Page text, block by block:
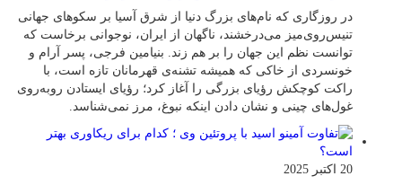
در روزگاری که نام‌های بزرگ دنیا از شرق آسیا بر سکوهای جهانی
تنیس‌روی‌میز می‌درخشند، ناگهان از ایران، نوجوانی برخاست که
توانست نظم این جهان را بر هم زند. بنیامین فرجی، پسر آرام و
خونسردی از خاکی که همیشه تشنه‌ی قهرمانان تازه است، با
راکت کوچکش رؤیای بزرگی را آغاز کرد؛ رؤیای ایستادن روبه‌روی
غول‌های چینی و نشان دادن اینکه نبوغ، مرز نمی‌شناسد.
20 اکتبر 2025